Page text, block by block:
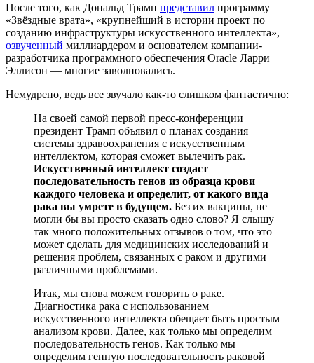
После того, как Дональд Трамп представил программу
«Звёздные врата», «крупнейший в истории проект по
созданию инфраструктуры искусственного интеллекта»,
озвученный миллиардером и основателем компании-
разработчика программного обеспечения Oracle Ларри
Эллисон — многие заволновались.
Немудрено, ведь все звучало как-то слишком фантастично:
На своей самой первой пресс-конференции
президент Трамп объявил о планах создания
системы здравоохранения с искусственным
интеллектом, которая сможет вылечить рак.
Искусственный интеллект создаст
последовательность генов из образца крови
каждого человека и определит, от какого вида
рака вы умрете в будущем. Без их вакцины, не
могли бы вы просто сказать одно слово? Я слышу
так много положительных отзывов о том, что это
может сделать для медицинских исследований и
решения проблем, связанных с раком и другими
различными проблемами.
Итак, мы снова можем говорить о раке.
Диагностика рака с использованием
искусственного интеллекта обещает быть простым
анализом крови. Далее, как только мы определим
последовательность генов. Как только мы
определим генную последовательность раковой